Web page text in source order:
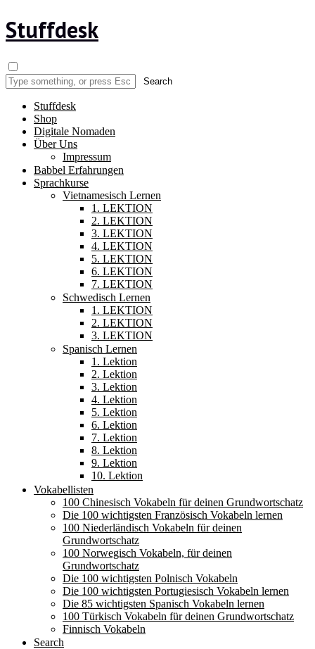
Stuffdesk
Stuffdesk
Shop
Digitale Nomaden
Über Uns
Impressum
Babbel Erfahrungen
Sprachkurse
Vietnamesisch Lernen
1. LEKTION
2. LEKTION
3. LEKTION
4. LEKTION
5. LEKTION
6. LEKTION
7. LEKTION
Schwedisch Lernen
1. LEKTION
2. LEKTION
3. LEKTION
Spanisch Lernen
1. Lektion
2. Lektion
3. Lektion
4. Lektion
5. Lektion
6. Lektion
7. Lektion
8. Lektion
9. Lektion
10. Lektion
Vokabellisten
100 Chinesisch Vokabeln für deinen Grundwortschatz
Die 100 wichtigsten Französisch Vokabeln lernen
100 Niederländisch Vokabeln für deinen
Grundwortschatz
100 Norwegisch Vokabeln, für deinen
Grundwortschatz
Die 100 wichtigsten Polnisch Vokabeln
Die 100 wichtigsten Portugiesisch Vokabeln lernen
Die 85 wichtigsten Spanisch Vokabeln lernen
100 Türkisch Vokabeln für deinen Grundwortschatz
Finnisch Vokabeln
Search